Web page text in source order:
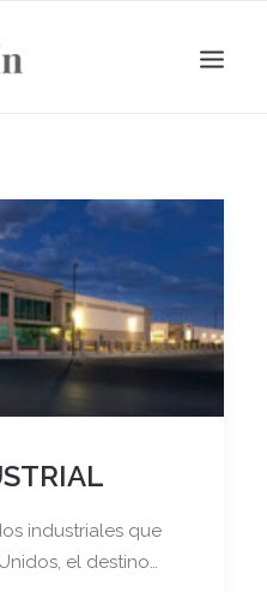
industriales que
el destino…